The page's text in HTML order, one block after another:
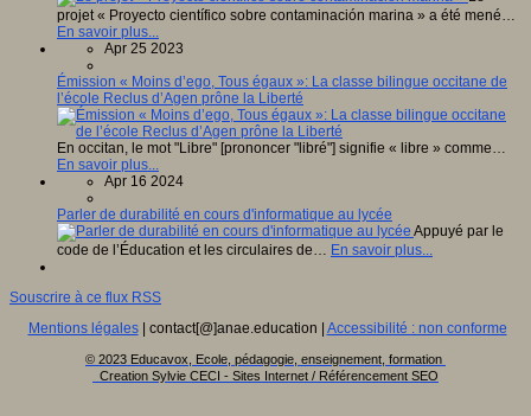
projet « Proyecto científico sobre contaminación marina » a été mené…
En savoir plus...
Apr 25 2023
Émission « Moins d’ego, Tous égaux »: La classe bilingue occitane de
l’école Reclus d’Agen prône la Liberté
En occitan, le mot "Libre" [prononcer "libré"] signifie « libre » comme…
En savoir plus...
Apr 16 2024
Parler de durabilité en cours d'informatique au lycée
Appuyé par le
code de l’Éducation et les circulaires de… En savoir plus...
Souscrire à ce flux RSS
Mentions légales| contact[@]anae.education | Accessibilité : non conforme
© 2023 Educavox, Ecole, pédagogie, enseignement, formation
Creation Sylvie CECI - Sites Internet / Référencement SEO